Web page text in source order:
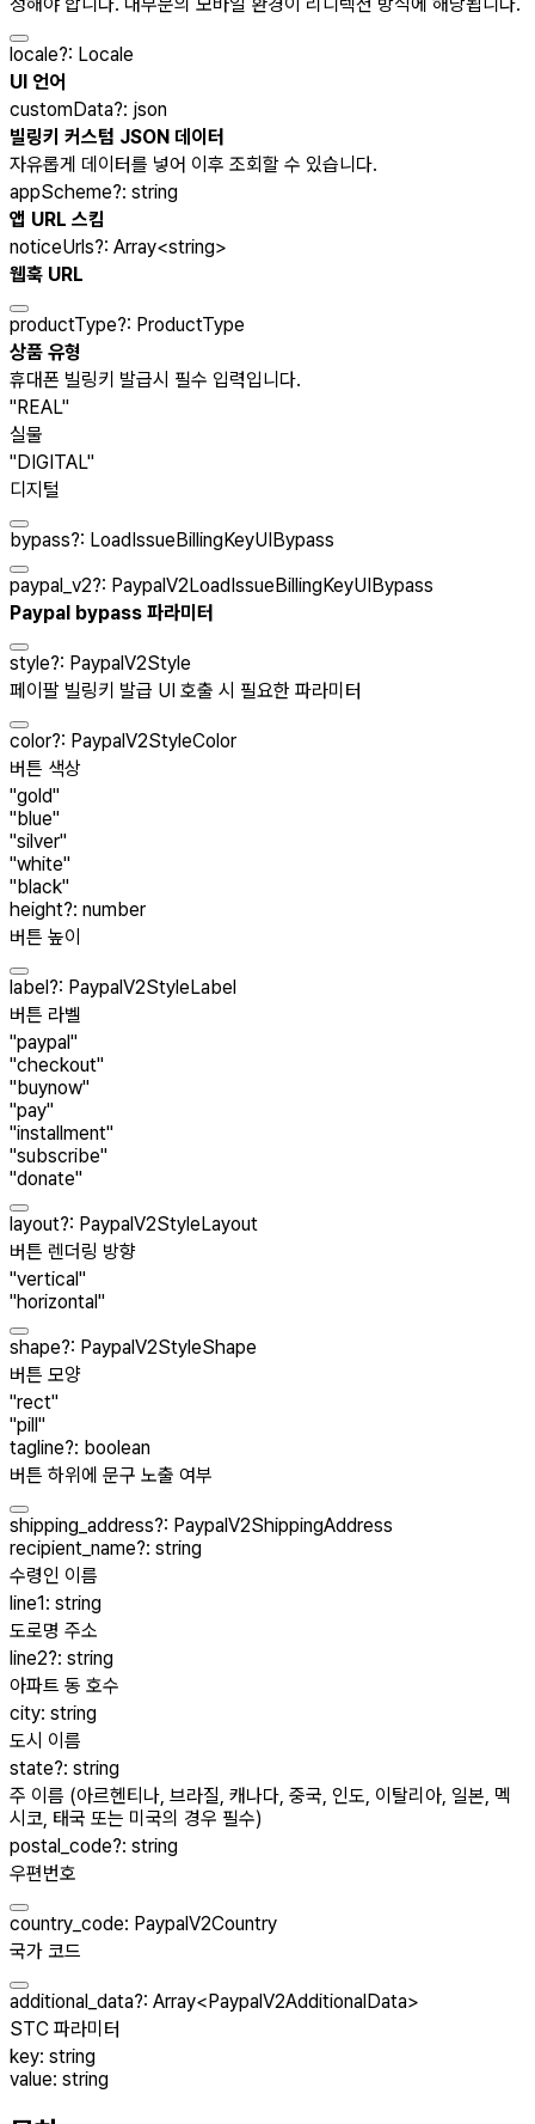
locale?: Locale
UI 언어
customData?: json
빌링키 커스텀 JSON 데이터
자유롭게 데이터를 넣어 이후 조회할 수 있습니다.
appScheme?: string
앱 URL 스킴
noticeUrls?: Array<string>
웹훅 URL
productType?: ProductType
상품 유형
휴대폰 빌링키 발급시 필수 입력입니다.
"REAL"
실물
"DIGITAL"
디지털
bypass?: LoadIssueBillingKeyUIBypass
paypal_v2?: PaypalV2LoadIssueBillingKeyUIBypass
Paypal bypass 파라미터
style?: PaypalV2Style
페이팔 빌링키 발급 UI 호출 시 필요한 파라미터
color?: PaypalV2StyleColor
버튼 색상
"gold"
"blue"
"silver"
"white"
"black"
height?: number
버튼 높이
label ?: PaypalV2StyleLabel
버튼 라벨
"paypal"
"checkout"
"buynow"
"pay"
"installment"
"subscribe"
"donate"
layout?: PaypalV2StyleLayout
버튼 렌더링 방향
"vertical"
"horizontal"
shape?: PaypalV2StyleShape
버튼 모양
"rect"
"pill"
tagline?: boolean
버튼 하위에 문구 노출 여부
shipping_address?: PaypalV2ShippingAddress
recipient_name?: string
수령인 이름
line1 : string
도로명 주소
line2?: string
아파트 동 호수
city: string
도시 이름
state?: string
주 이름 (아르헨티나, 브라질, 캐나다, 중국, 인도, 이탈리아, 일본, 멕
시코, 태국 또는 미국의 경우 필수)
postal_code?: string
우편번호
country_code: PaypalV2Country
국가 코드
additional_data?: Array< PaypalV2AdditionalData>
STC 파라미터
key: string
value: string